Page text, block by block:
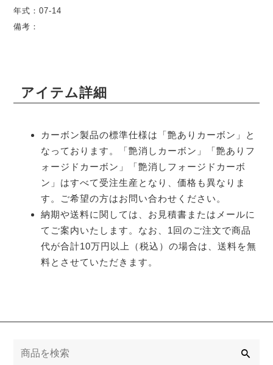
年式：07-14
備考：
アイテム詳細
カーボン製品の標準仕様は「艶ありカーボン」と
なっております。「艶消しカーボン」「艶ありフ
ォージドカーボン」「艶消しフォージドカーボ
ン」はすべて受注生産となり、価格も異なりま
す。ご希望の方はお問い合わせください。
納期や送料に関しては、お見積書またはメールに
てご案内いたします。なお、1回のご注文で商品
代が合計10万円以上（税込）の場合は、送料を無
料とさせていただきます。